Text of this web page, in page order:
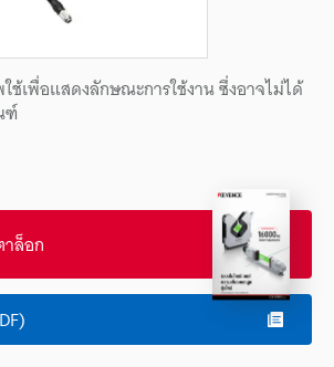
ช้เพื่อแสดงลักษณะการใช้งาน ซึ่งอาจไม่ได้
ฑ์
ล็อก